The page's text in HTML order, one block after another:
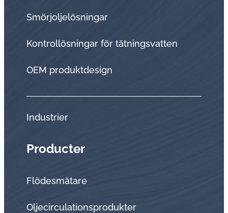
Smörjoljelösningar
Kontrollösningar för tätningsvatten
OEM produktdesign
Industrier
Producter
Flödesmätare
Oljecirculationsprodukter